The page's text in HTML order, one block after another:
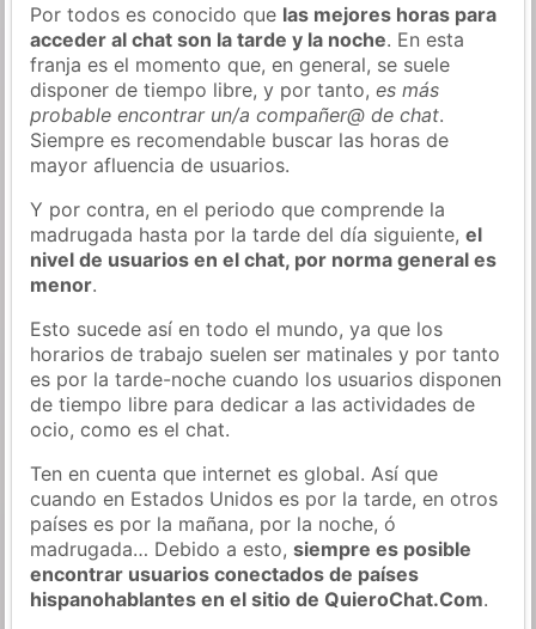
Por todos es conocido que las mejores horas para
acceder al chat son la tarde y la noche. En esta
franja es el momento que, en general, se suele
disponer de tiempo libre, y por tanto,es más
probable encontrar un/a compañer@ de chat.
Siempre es recomendable buscar las horas de
mayor afluencia de usuarios.
Y por contra, en el periodo que comprende la
madrugada hasta por la tarde del día siguiente,el
nivel de usuarios en el chat, por norma general es
menor.
Esto sucede así en todo el mundo, ya que los
horarios de trabajo suelen ser matinales y por tanto
es por la tarde-noche cuando los usuarios disponen
de tiempo libre para dedicar a las actividades de
ocio, como es el chat.
Ten en cuenta que internet es global. Así que
cuando en Estados Unidos es por la tarde, en otros
países es por la mañana, por la noche, ó
madrugada… Debido a esto,siempre es posible
encontrar usuarios conectados de países
hispanohablantes en el sitio de QuieroChat.Com.